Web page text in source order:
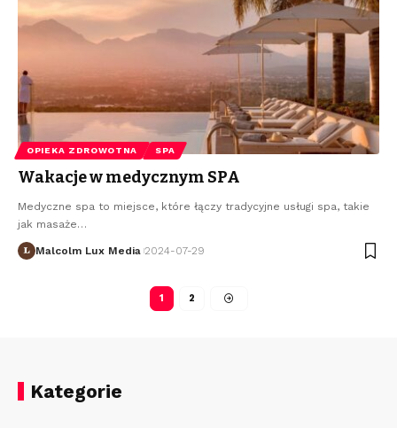
OPIEKA ZDROWOTNA SPA
Wakacje w medycznym SPA
Medyczne spa to miejsce, które łączy tradycyjne usługi spa, takie
jak masaże…
Malcolm Lux Media 2024-07-29
1 2
Kategorie